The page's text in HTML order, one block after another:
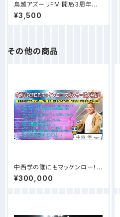
鳥越アズーリFM 開局3周年記
念大会 アズーリプロレス祭り 公
式DVD
¥3,500
その他の商品
中西学の誰にもマッケンロー！
番組スポンサー募集【特大☆中
西ジャーマンプラン】
¥300,000